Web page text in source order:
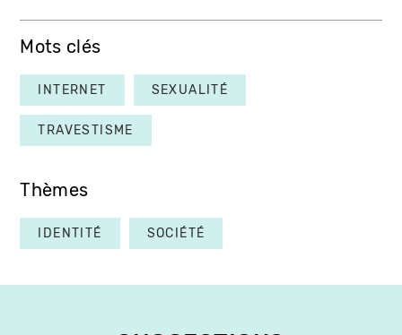
Mots clés
INTERNET SEXUALITÉ
TRAVESTISME
Thèmes
IDENTITÉ SOCIÉTÉ